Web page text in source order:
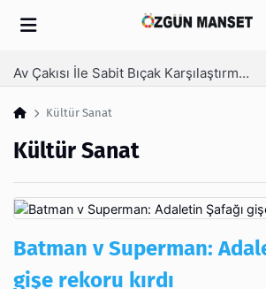
1 hafta önce
Kültür Sanat
Kültür Sanat
Batman v Superman:
gişe rekoru kırdı